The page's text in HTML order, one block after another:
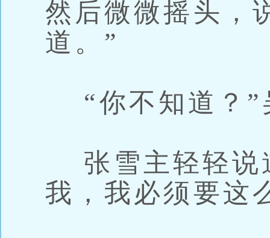
然后微微摇头，
道。”
“你不知道？”
张雪主轻轻说
我，我必须要这